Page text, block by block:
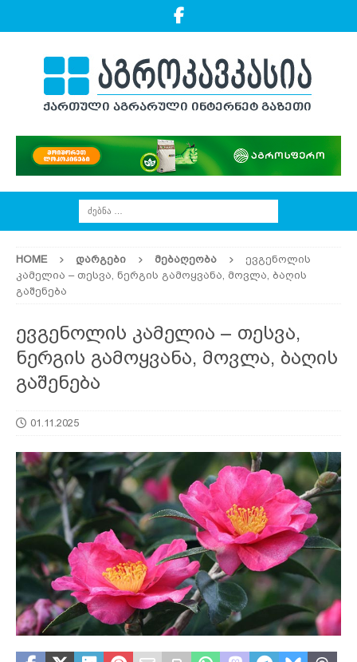
HOME ᲓᲐᲠᲒᲔᲑᲘ ᲛᲔᲑᲐᲦᲔᲝᲑᲐ
ევგენოლის
კამელია – თესვა, ნერგის გამოყვანა, მოვლა, ბაღის
გაშენება
ევგენოლის კამელია – თესვა,
ნერგის გამოყვანა, მოვლა, ბაღის
გაშენება
01.11.2025